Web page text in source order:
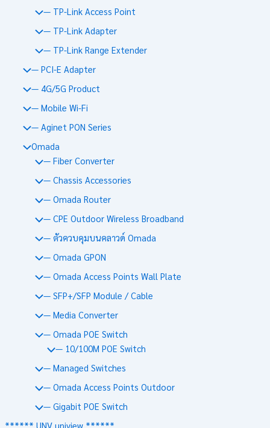
— TP-Link Access Point
— TP-Link Adapter
— TP-Link Range Extender
— PCI-E Adapter
— 4G/5G Product
— Mobile Wi-Fi
— Aginet PON Series
Omada
— Fiber Converter
— Chassis Accessories
— Omada Router
— CPE Outdoor Wireless Broadband
— ตัวควบคุมบนคลาวด์ Omada
— Omada GPON
— Omada Access Points Wall Plate
— SFP+/SFP Module / Cable
— Media Converter
— Omada POE Switch
— 10/100M POE Switch
— Managed Switches
— Omada Access Points Outdoor
— Gigabit POE Switch
****** UNV uniview ******